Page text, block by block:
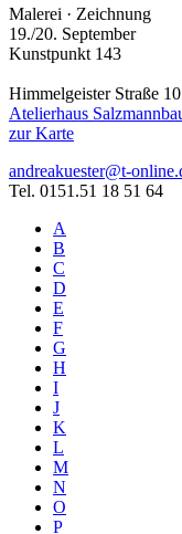
Malerei · Zeichnung
19./20. September
Kunstpunkt 143
Himmelgeister Straße
Atelierhaus
zur Karte
andreakuester@t-
Tel. 0151.51 18 51 64
A
B
C
D
E
F
G
H
I
J
K
L
M
N
O
P